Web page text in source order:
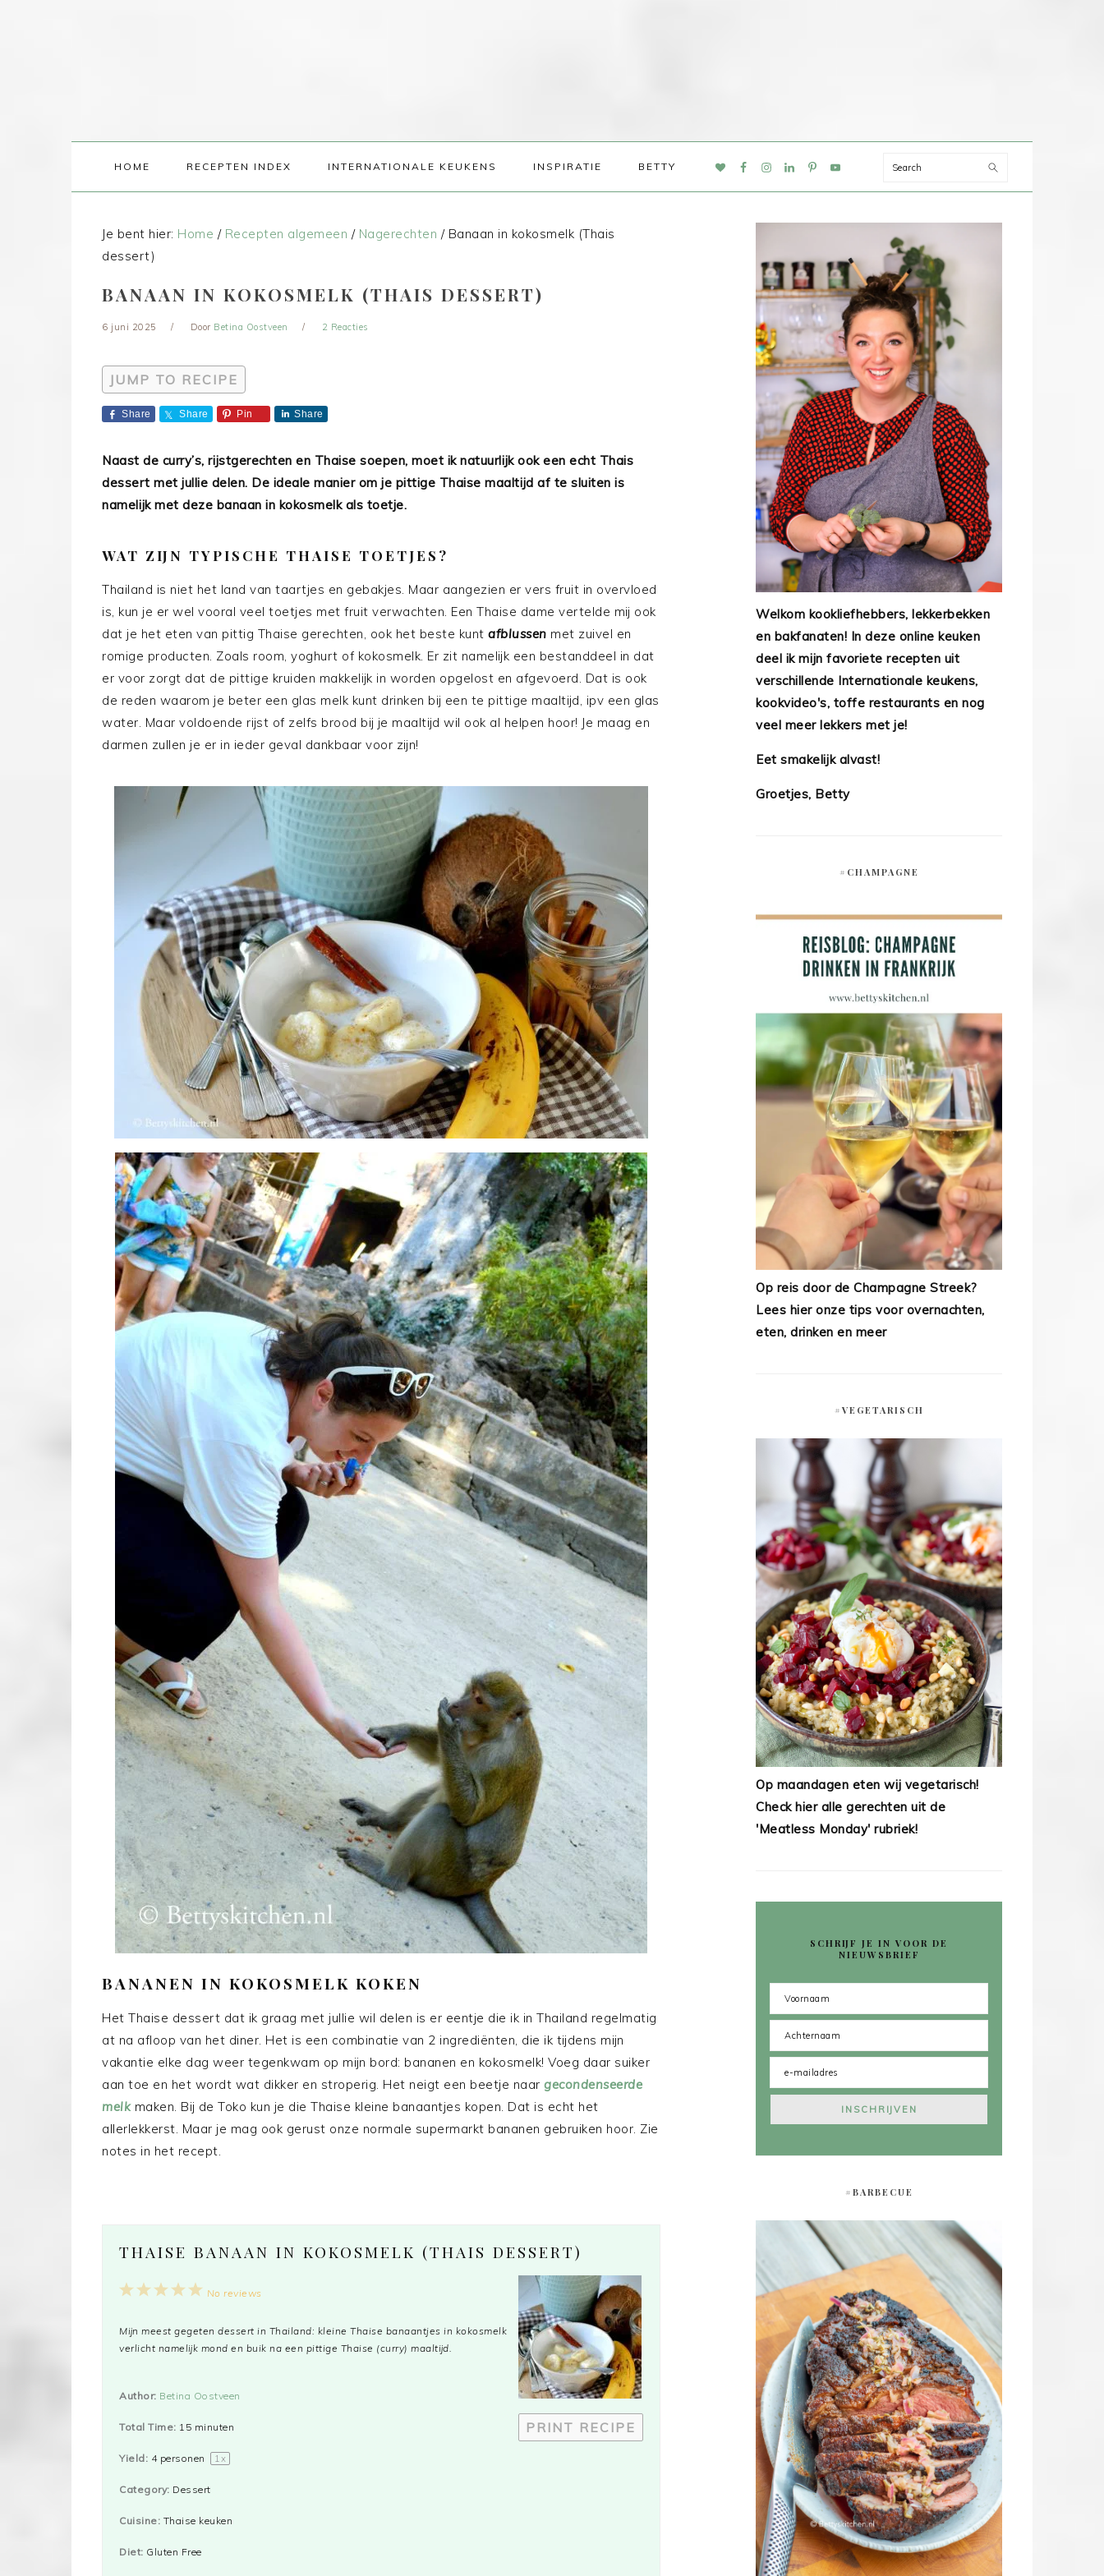
HOME RECEPTEN INDEX INTERNATIONALE KEUKENS INSPIRATIE BETTY
NAV
Search
Je bent hier: Home / Recepten algemeen / Nagerechten /Banaan in kokosmelk (Thais
dessert)
BANAAN IN KOKOSMELK (THAIS DESSERT)
6 juni 2025 Door Betina Oostveen 2 Reacties
JUMP TO RECIPE
Share Share Pin Share
Naast de curry’s, rijstgerechten en Thaise soepen, moet ik natuurlijk ook een echt Thais
dessert met jullie delen. De ideale manier om je pittige Thaise maaltijd af te sluiten is
namelijk met deze banaan in kokosmelk als toetje.
WAT ZIJN TYPISCHE THAISE TOETJES?
Thailand is niet het land van taartjes en gebakjes. Maar aangezien er vers fruit in overvloed
is, kun je er wel vooral veel toetjes met fruit verwachten. Een Thaise dame vertelde mij ook
dat je het eten van pittig Thaise gerechten, ook het beste kunt afblussen met zuivel en
romige producten. Zoals room, yoghurt of kokosmelk. Er zit namelijk een bestanddeel in dat
er voor zorgt dat de pittige kruiden makkelijk in worden opgelost en afgevoerd. Dat is ook
de reden waarom je beter een glas melk kunt drinken bij een te pittige maaltijd, ipv een glas
water. Maar voldoende rijst of zelfs brood bij je maaltijd wil ook al helpen hoor! Je maag en
darmen zullen je er in ieder geval dankbaar voor zijn!
BANANEN IN KOKOSMELK KOKEN
Het Thaise dessert dat ik graag met jullie wil delen is er eentje die ik in Thailand regelmatig
at na afloop van het diner. Het is een combinatie van 2 ingrediënten, die ik tijdens mijn
vakantie elke dag weer tegenkwam op mijn bord: bananen en kokosmelk! Voeg daar suiker
aan toe en het wordt wat dikker en stroperig. Het neigt een beetje naar gecondenseerde
melk maken. Bij de Toko kun je die Thaise kleine banaantjes kopen. Dat is echt het
allerlekkerst. Maar je mag ook gerust onze normale supermarkt bananen gebruiken hoor. Zie
notes in het recept.
THAISE BANAAN IN KOKOSMELK (THAIS DESSERT)
PRINT RECIPE
5
4
3
2
1
No reviews
Mijn meest gegeten dessert in Thailand: kleine Thaise banaantjes in kokosmelk
verlicht namelijk mond en buik na een pittige Thaise (curry) maaltijd.
Author: Betina Oostveen
Total Time: 15 minuten
Yield: 4personen 1x
Category: Dessert
Cuisine: Thaise keuken
Diet: Gluten Free
Welkom kookliefhebbers, lekkerbekken
en bakfanaten! In deze online keuken
deel ik mijn favoriete recepten uit
verschillende Internationale keukens,
kookvideo's, toffe restaurants en nog
veel meer lekkers met je!
Eet smakelijk alvast!
Groetjes, Betty
#CHAMPAGNE
Op reis door de Champagne Streek?
Lees hier onze tips voor overnachten,
eten, drinken en meer
#VEGETARISCH
Op maandagen eten wij vegetarisch!
Check hier alle gerechten uit de
'Meatless Monday' rubriek!
SCHRIJF JE IN VOOR DE
NIEUWSBRIEF
#BARBECUE